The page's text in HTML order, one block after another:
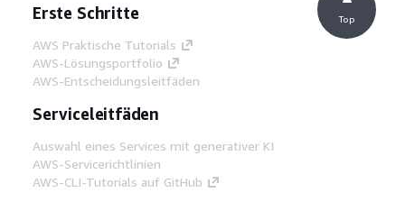
Erste Schritte
AWS Praktische Tutorials
AWS-Lösungsportfolio
AWS-Entscheidungsleitfäden
Serviceleitfäden
Auswahl eines Services mit generativer KI
AWS-Servicerichtlinien
AWS-CLI-Tutorials auf GitHub
Top